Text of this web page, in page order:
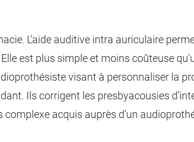
L'aide auditive intra auriculaire
est plus simple et moins coûteuse
visant à personnaliser la
Ils corrigent les presbyacousies
acquis auprès d’un